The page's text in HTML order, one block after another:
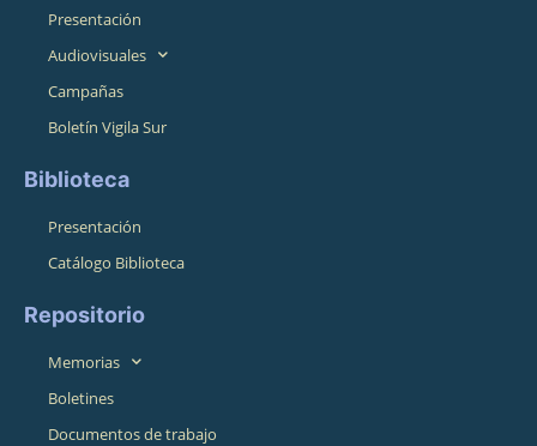
Presentación
Audiovisuales
Campañas
Boletín Vigila Sur
Biblioteca
Presentación
Catálogo Biblioteca
Repositorio
Memorias
Boletines
Documentos de trabajo